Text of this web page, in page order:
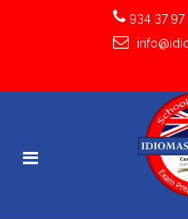
934 37 97